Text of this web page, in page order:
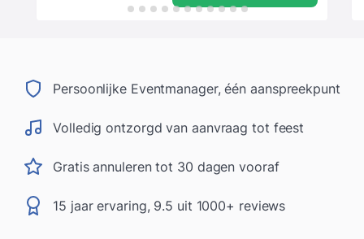
Persoonlijke Eventmanager, één aanspreekpunt
Volledig ontzorgd van aanvraag tot feest
Gratis annuleren tot 30 dagen vooraf
15 jaar ervaring, 9.5 uit 1000+ reviews